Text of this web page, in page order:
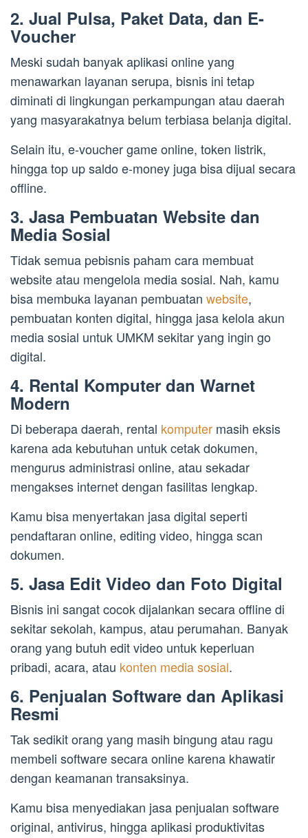
2. Jual Pulsa, Paket Data, dan E-
Voucher
Meski sudah banyak aplikasi online yang
menawarkan layanan serupa, bisnis ini tetap
diminati di lingkungan perkampungan atau daerah
yang masyarakatnya belum terbiasa belanja digital.
Selain itu, e-voucher game online, token listrik,
hingga top up saldo e-money juga bisa dijual secara
offline.
3. Jasa Pembuatan Website dan
Media Sosial
Tidak semua pebisnis paham cara membuat
website atau mengelola media sosial. Nah, kamu
bisa membuka layanan pembuatan website,
pembuatan konten digital, hingga jasa kelola akun
media sosial untuk UMKM sekitar yang ingin go
digital.
4. Rental Komputer dan Warnet
Modern
Di beberapa daerah, rental komputer masih eksis
karena ada kebutuhan untuk cetak dokumen,
mengurus administrasi online, atau sekadar
mengakses internet dengan fasilitas lengkap.
Kamu bisa menyertakan jasa digital seperti
pendaftaran online, editing video, hingga scan
dokumen.
5. Jasa Edit Video dan Foto Digital
Bisnis ini sangat cocok dijalankan secara offline di
sekitar sekolah, kampus, atau perumahan. Banyak
orang yang butuh edit video untuk keperluan
pribadi, acara, atau konten media sosial.
6. Penjualan Software dan Aplikasi
Resmi
Tak sedikit orang yang masih bingung atau ragu
membeli software secara online karena khawatir
dengan keamanan transaksinya.
Kamu bisa menyediakan jasa penjualan software
original, antivirus, hingga aplikasi produktivitas